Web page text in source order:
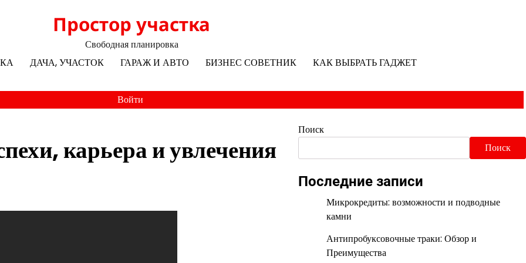
Простор участка
Свободная планировка
ДАЧА, УЧАСТОК ГАРАЖ И АВТО БИЗНЕС СОВЕТНИК КАК ВЫБРАТЬ ГАДЖЕТ
Войти
карьера и увлечения
Поиск
Поиск
Последние записи
Микрокредиты: возможности и подводные
камни
Антипробуксовочные траки: Обзор и
Преимущества